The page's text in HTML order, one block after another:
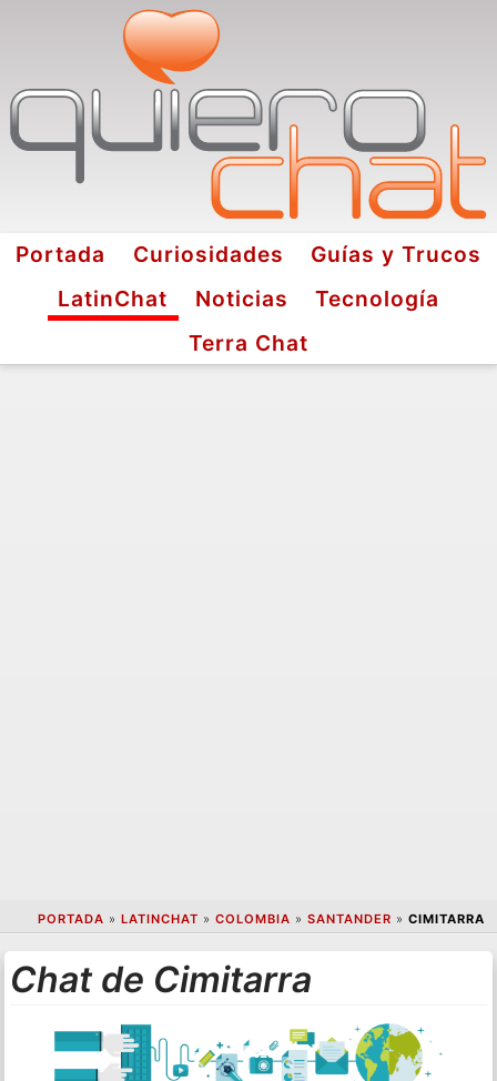
Portada Curiosidades
Guías y Trucos
LatinChat
Noticias
Tecnología
Terra Chat
PORTADA » LATINCHAT » COLOMBIA » SANTANDER » CIMITARRA
Chat de Cimitarra